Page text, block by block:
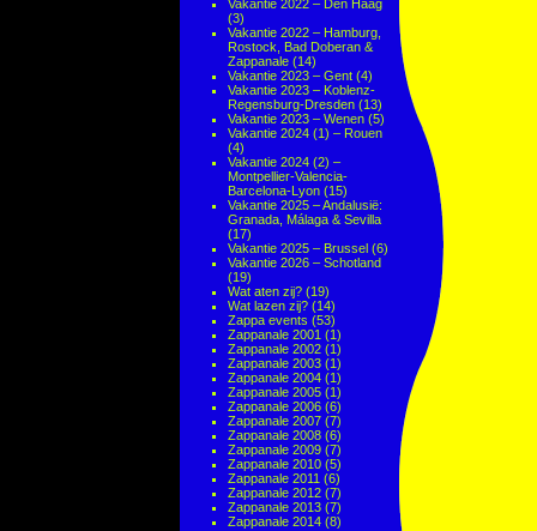
Vakantie 2022 – Den Haag
(3)
Vakantie 2022 – Hamburg,
Rostock, Bad Doberan &
Zappanale (14)
Vakantie 2023 – Gent (4)
Vakantie 2023 – Koblenz-
Regensburg-Dresden (13)
Vakantie 2023 – Wenen (5)
Vakantie 2024 (1) – Rouen
(4)
Vakantie 2024 (2) –
Montpellier-Valencia-
Barcelona-Lyon (15)
Vakantie 2025 – Andalusië:
Granada, Málaga & Sevilla
(17)
Vakantie 2025 – Brussel (6)
Vakantie 2026 – Schotland
(19)
Wat aten zij? (19)
Wat lazen zij? (14)
Zappa events (53)
Zappanale 2001 (1)
Zappanale 2002 (1)
Zappanale 2003 (1)
Zappanale 2004 (1)
Zappanale 2005 (1)
Zappanale 2006 (6)
Zappanale 2007 (7)
Zappanale 2008 (6)
Zappanale 2009 (7)
Zappanale 2010 (5)
Zappanale 2011 (6)
Zappanale 2012 (7)
Zappanale 2013 (7)
Zappanale 2014 (8)